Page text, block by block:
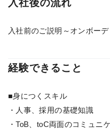
入社後の流れ
入社前のご説明～オンボー
経験できること
■身につくスキル
・人事、採用の基礎知識
・ToB、toC両面のコミュニ